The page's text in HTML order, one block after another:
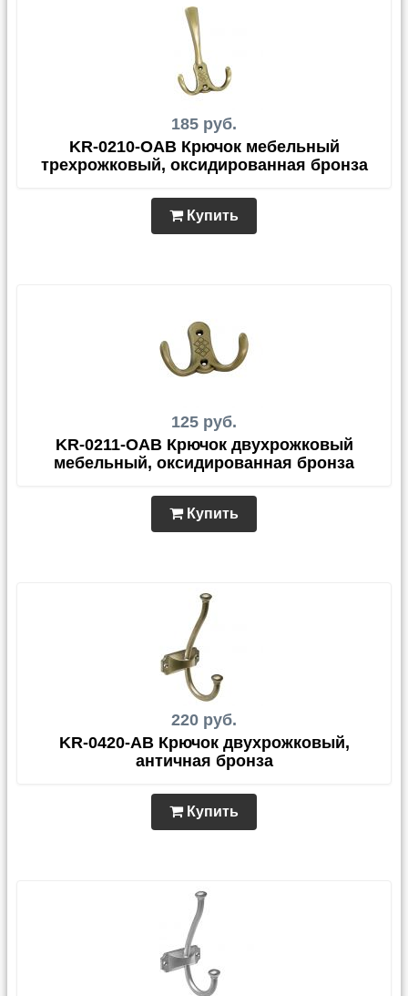
185 руб.
KR-0210-OAB Крючок мебельный
трехрожковый, оксидированная бронза
Купить
125 руб.
KR-0211-OAB Крючок двухрожковый
мебельный, оксидированная бронза
Купить
220 руб.
KR-0420-AB Крючок двухрожковый,
античная бронза
Купить